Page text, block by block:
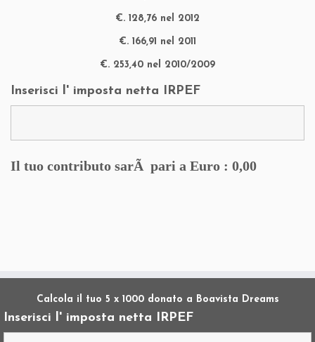
€. 128,76 nel 2012
€. 166,91 nel 2011
€. 253,40 nel 2010/2009
Inserisci l' imposta netta IRPEF
Il tuo contributo sarÃ pari a Euro : 0,00
Calcola il tuo 5 x 1000 donato a Boavista Dreams
Inserisci l' imposta netta IRPEF